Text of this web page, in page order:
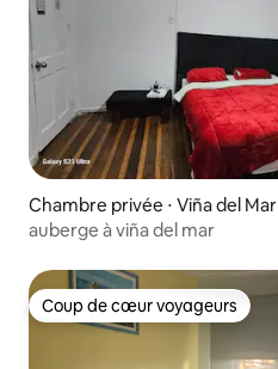
Chambre privée ⋅ Viña del Mar
auberge à viña del mar
Coup de cœur voyageurs
Coup de cœur voyageurs